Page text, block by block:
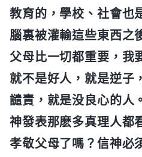
教育的，學校、社會也
腦裏被灌輸這些東西之
父母比一切都重要，我
就不是好人，就是逆子
譴責，就是没良心的人
神發表那麽多真理人都
孝敬父母了嗎？信神必